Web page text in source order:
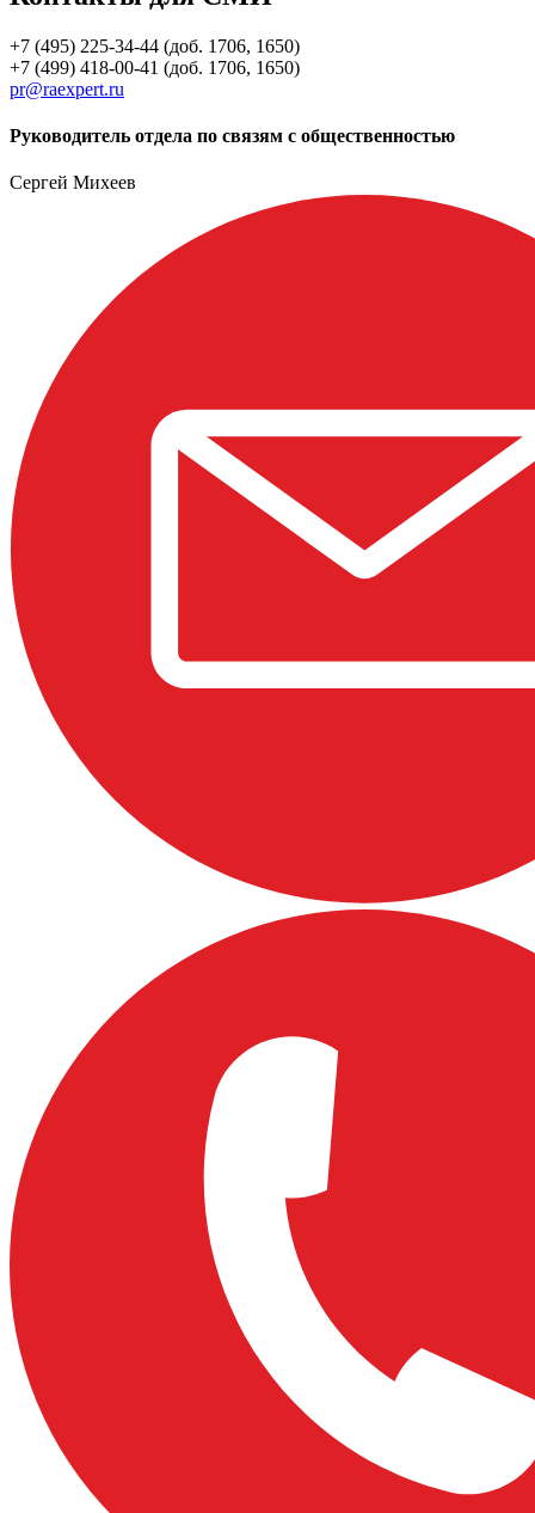
+7 (495) 225-34-44 (доб. 1706, 1650)
+7 (499) 418-00-41 (доб. 1706, 1650)
pr@raexpert.ru
Руководитель отдела по связям с общественностью
Сергей Михеев